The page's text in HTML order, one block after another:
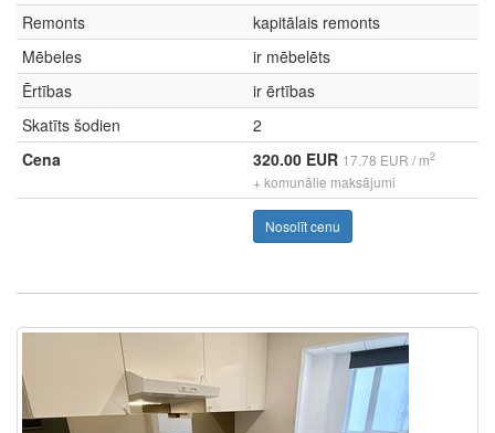
Remonts
kapitālais remonts
Mēbeles
ir mēbelēts
Ērtības
ir ērtības
Skatīts šodien
2
Cena
320.00 EUR 17.78 EUR / m2
+ komunālie maksājumi
Nosolīt cenu